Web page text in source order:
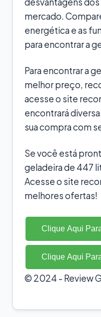
mercado.
energética e as
para encontrar a
Para encontrar a
melhor preço,
acesse o site
encontrará
sua compra com
Se você está
geladeira de 447
Acesse o site
melhores ofertas!
Clique Aqui
Clique Aqui
© 2024 - Review